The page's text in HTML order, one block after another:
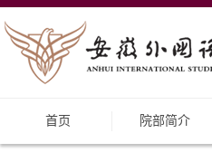
首页 院部简介